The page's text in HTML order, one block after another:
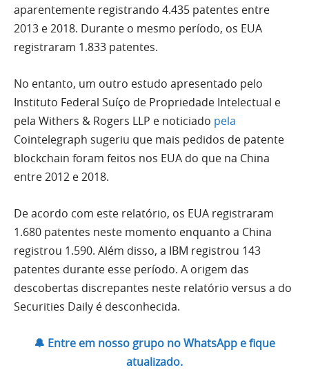
aparentemente registrando 4.435 patentes entre
2013 e 2018. Durante o mesmo período, os EUA
registraram 1.833 patentes.
No entanto, um outro estudo apresentado pelo
Instituto Federal Suíço de Propriedade Intelectual e
pela Withers & Rogers LLP e noticiado pela
Cointelegraph sugeriu que mais pedidos de patente
blockchain foram feitos nos EUA do que na China
entre 2012 e 2018.
De acordo com este relatório, os EUA registraram
1.680 patentes neste momento enquanto a China
registrou 1.590. Além disso, a IBM registrou 143
patentes durante esse período. A origem das
descobertas discrepantes neste relatório versus a do
Securities Daily é desconhecida.
🔔 Entre em nosso grupo no WhatsApp e fique
atualizado.